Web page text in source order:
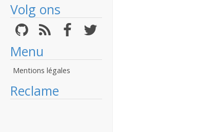
Volg ons
Menu
Mentions légales
Reclame